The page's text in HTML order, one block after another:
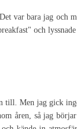
var bara jag och
och
till. Men jag gick
åren, så jag